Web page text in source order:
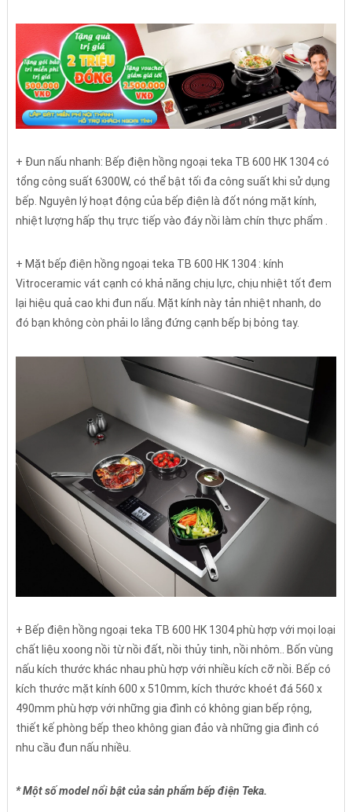
+ Đun nấu nhanh: Bếp điện hồng ngoại teka TB 600 HK 1304 có
tổng công suất 6300W, có thể bật tối đa công suất khi sử dụng
bếp. Nguyên lý hoạt động của bếp điện là đốt nóng mặt kính,
nhiệt lượng hấp thụ trực tiếp vào đáy nồi làm chín thực phẩm .
+ Mặt bếp điện hồng ngoại teka TB 600 HK 1304 : kính
Vitroceramic vát cạnh có khả năng chịu lực, chịu nhiệt tốt đem
lại hiệu quả cao khi đun nấu. Mặt kính này tản nhiệt nhanh, do
đó bạn không còn phải lo lắng đứng cạnh bếp bị bỏng tay.
+ Bếp điện hồng ngoại teka TB 600 HK 1304 phù hợp với mọi loại
chất liệu xoong nồi từ nồi đất, nồi thủy tinh, nồi nhôm.. Bốn vùng
nấu kích thước khác nhau phù hợp với nhiều kích cỡ nồi. Bếp có
kích thước mặt kính 600 x 510mm, kích thước khoét đá 560 x
490mm phù hợp với những gia đình có không gian bếp rộng,
thiết kế phòng bếp theo không gian đảo và những gia đình có
nhu cầu đun nấu nhiều.
* Một số model nổi bật của sản phẩm bếp điện Teka.